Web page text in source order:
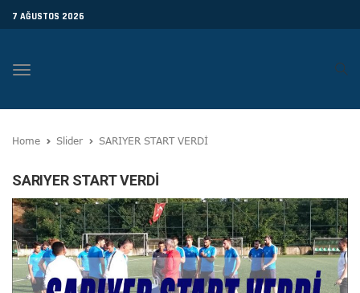
7 AĞUSTOS 2026
Toggle
Home Slider SARIYER START VERDİ
SARIYER START VERDİ